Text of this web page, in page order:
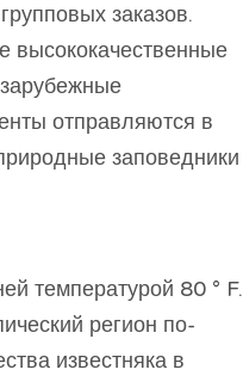
заказов.
высококачественные
отправляются в
заповедники
температурой 80 ° F.
регион по-
известняка в